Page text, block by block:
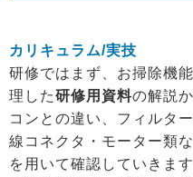
カリキュラム/実技
研修ではまず、お掃除機
理した研修用資料の解説
コンとの違い、フィルタ
線コネクタ・モーター類
を用いて確認していきま